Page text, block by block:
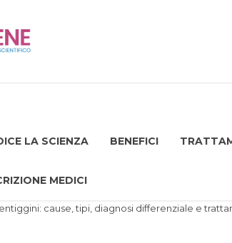
LA SCIENZA BENEFICI
MEDICI
cause, tipi, diagnosi differenziale e